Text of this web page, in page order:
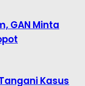
GAN Minta
Kasus